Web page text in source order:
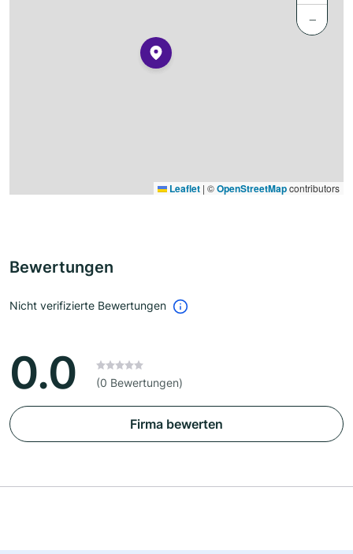
−
Leaflet | ©OpenStreetMapcontributors
Bewertungen
Nicht verifizierte Bewertungen
0.0 (0 Bewertungen)
Firma bewerten